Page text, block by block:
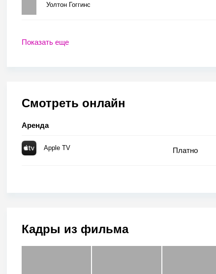
Уолтон Гоггинс
Показать еще
Смотреть онлайн
Аренда
Apple TV Платно
Кадры из фильма